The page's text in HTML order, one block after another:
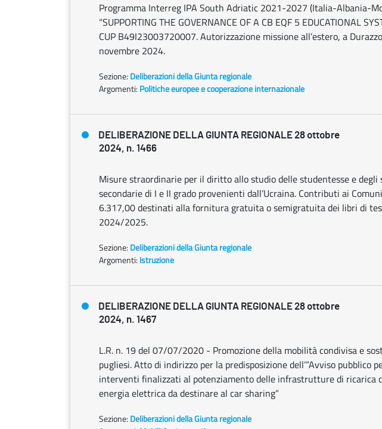
Programma Interreg IPA South Adriatic 2021-2027 (Italia-Albania-
“SUPPORTING THE GOVERNANCE OF A CB EQF 5 EDUCATIONAL
CUP B49I23003720007. Autorizzazione missione all’estero, a
novembre 2024.
Sezione: Deliberazioni della Giunta regionale
Argomenti: Politiche europee e cooperazione internazionale
DELIBERAZIONE DELLA GIUNTA REGIONALE 28 ottobre
2024, n. 1466
Misure straordinarie per il diritto allo studio delle studentesse e degli
secondarie di I e II grado provenienti dall’Ucraina. Contributi ai
6.317,00 destinati alla fornitura gratuita o semigratuita dei libri di
2024/2025.
Sezione: Deliberazioni della Giunta regionale
Argomenti: Istruzione
DELIBERAZIONE DELLA GIUNTA REGIONALE 28 ottobre
2024, n. 1467
L.R. n. 19 del 07/07/2020 - Promozione della mobilità condivisa e
pugliesi. Atto di indirizzo per la predisposizione dell’”Avviso pubblico
interventi finalizzati al potenziamento delle infrastrutture di ricarica
energia elettrica da destinare al car sharing”
Sezione: Deliberazioni della Giunta regionale